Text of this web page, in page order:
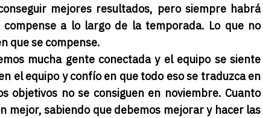
mejores resultados, pero siempre habrá
a lo largo de la temporada. Lo que no
que se compense.
mucha gente conectada y el equipo se siente
el equipo y confío en que todo eso se traduzca en
objetivos no se consiguen en noviembre. Cuanto
mejor, sabiendo que debemos mejorar y hacer las